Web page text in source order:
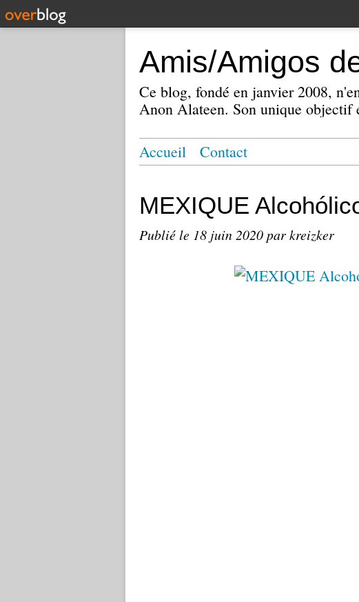
Amis/Amigos
Ce blog, fondé en janvier 2008,
Anon Alateen. Son unique
Accueil Contact
MEXIQUE
Publié le 18 juin 2020par kreizker